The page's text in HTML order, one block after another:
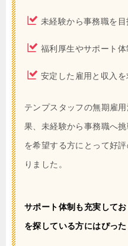
未経験から事務職を目
福利厚生やサポート体
安定した雇用と収入を
テンプスタッフの無期雇
果、未経験から事務職へ
を希望する方にとって好
りました。
サポート体制も充実して
を探している方にはぴった